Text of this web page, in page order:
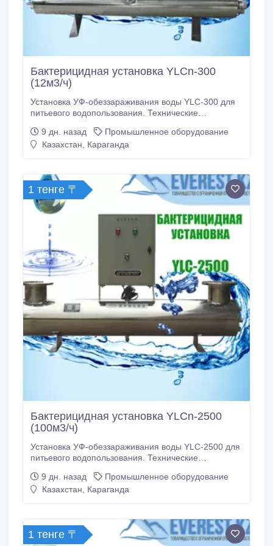
Бактерицидная установка YLCn-300
(12м3/ч)
Установка УФ-обеззараживания воды YLC-300 для
питьевого водопользования. Технические
Давление, кгс/см2 (min…max): 2…6
Гидравлическое сопротивление в установке, кгс/
9 дн. назад
Промышленное оборудование
Казахстан, Караганда
1 тенге 〒
Бактерицидная установка YLCn-2500
(100м3/ч)
Установка УФ-обеззараживания воды YLC-2500 для
питьевого водопользования. Технические
100 Давление, кгс/см2 (min…max): 2…6
Гидравлическое сопротивление в установке, кгс/
9 дн. назад
Промышленное оборудование
Казахстан, Караганда
1 тенге 〒